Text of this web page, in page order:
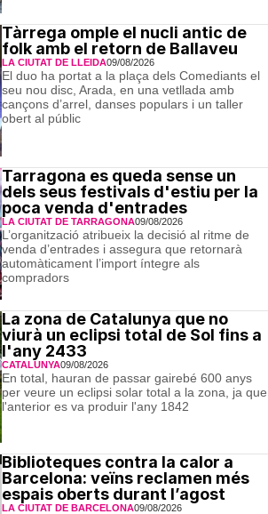
Tàrrega omple el nucli antic de
folk amb el retorn de Ballaveu
LA CIUTAT DE LLEIDA09/08/2026
El duo ha portat a la plaça dels Comediants el
seu nou disc, Arada, en una vetllada amb
cançons d’arrel, danses populars i un taller
obert al públic
Tarragona es queda sense un
dels seus festivals d'estiu per la
poca venda d'entrades
LA CIUTAT DE TARRAGONA09/08/2026
L’organització atribueix la decisió al ritme de
venda d’entrades i assegura que retornarà
automàticament l’import íntegre als
compradors
La zona de Catalunya que no
viurà un eclipsi total de Sol fins a
l'any 2433
CATALUNYA09/08/2026
En total, hauran de passar gairebé 600 anys
per veure un eclipsi solar total a la zona, ja que
l'anterior es va produir l'any 1842
Biblioteques contra la calor a
Barcelona: veïns reclamen més
espais oberts durant l’agost
LA CIUTAT DE BARCELONA09/08/2026